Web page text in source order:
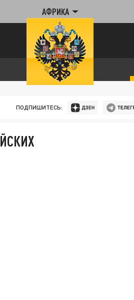
АФРИКА
ПОДПИШИТЕСЬ: